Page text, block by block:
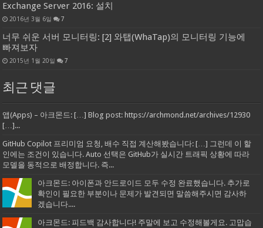
Exchange Server 2016: 설치
2016년 3월 6일 7
너무 쉬운 서버 모니터링: [2] 와탭(WhaTap)의 모니터링 기능에
빠져보자
2015년 1월 20일 7
최근 댓글
앱(Apps) – 아크몬드: […] Blog post: https://archmond.net/archives/12930
[…]...
GitHub Copilot 프리미엄 요청, 배수 직접 계산해봤습니다: […] 그런데 이 할
인에는 조건이 있습니다. Auto 선택은 GitHub가 실시간 트래픽 상황에 따라
모델을 동적으로 배정합니다. 즉...
아크몬드: 아이폰과 안드로이드 모두 수정 완료했습니다. 추가로
확인이 필요한 부분이나 문제가 발견되면 말씀해주시면 감사하
겠습니다....
아크몬드: 피드백 감사합니다! 주말에 보고 수정해볼게요. 고맙습